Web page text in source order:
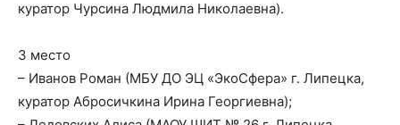
куратор Чурсина Людмила Николаевна).
3 место
– Иванов Роман (МБУ ДО ЭЦ «ЭкоСфера» г. Липецка,
куратор Абросичкина Ирина Георгиевна);